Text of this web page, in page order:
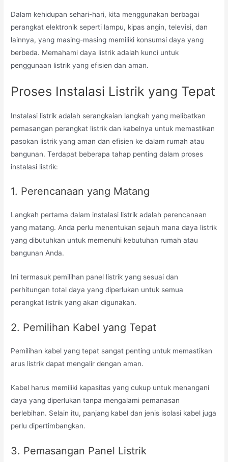
Dalam kehidupan sehari-hari, kita menggunakan berbagai
perangkat elektronik seperti lampu, kipas angin, televisi, dan
lainnya, yang masing-masing memiliki konsumsi daya yang
berbeda. Memahami daya listrik adalah kunci untuk
penggunaan listrik yang efisien dan aman.
Proses Instalasi Listrik yang Tepat
Instalasi listrik adalah serangkaian langkah yang melibatkan
pemasangan perangkat listrik dan kabelnya untuk memastikan
pasokan listrik yang aman dan efisien ke dalam rumah atau
bangunan. Terdapat beberapa tahap penting dalam proses
instalasi listrik:
1. Perencanaan yang Matang
Langkah pertama dalam instalasi listrik adalah perencanaan
yang matang. Anda perlu menentukan sejauh mana daya listrik
yang dibutuhkan untuk memenuhi kebutuhan rumah atau
bangunan Anda.
Ini termasuk pemilihan panel listrik yang sesuai dan
perhitungan total daya yang diperlukan untuk semua
perangkat listrik yang akan digunakan.
2. Pemilihan Kabel yang Tepat
Pemilihan kabel yang tepat sangat penting untuk memastikan
arus listrik dapat mengalir dengan aman.
Kabel harus memiliki kapasitas yang cukup untuk menangani
daya yang diperlukan tanpa mengalami pemanasan
berlebihan. Selain itu, panjang kabel dan jenis isolasi kabel juga
perlu dipertimbangkan.
3. Pemasangan Panel Listrik